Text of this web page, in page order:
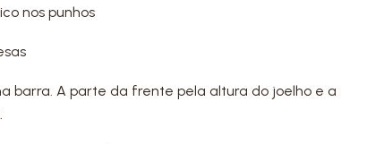
nos punhos
barra. A parte da frente pela altura do joelho e a